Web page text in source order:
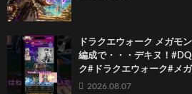
ドラクエウォーク メガモ
編成で・・・デキヌ！
ク#ドラクエウォーク#メ
2026.08.07